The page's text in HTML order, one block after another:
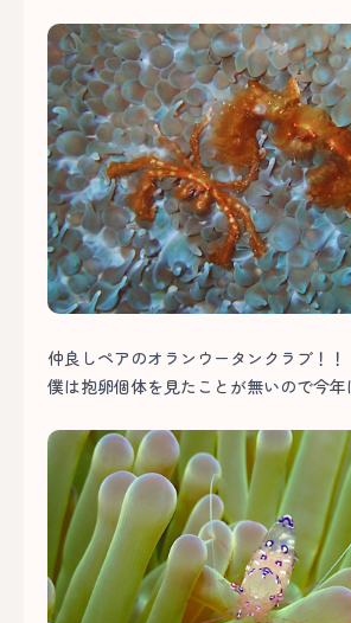
仲良しペアのオランウータンクラブ！！
僕は抱卵個体を見たことが無いので今